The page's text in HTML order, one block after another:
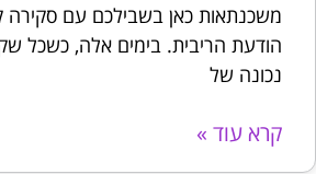
משכנתאות כאן בשבילכם עם סקירה
הודעת הריבית. בימים אלה, כשכל
נכונה של
קרא עוד »